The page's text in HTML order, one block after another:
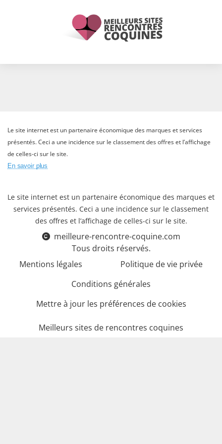
Le site internet est un partenaire économique des marques et services
présentés. Ceci a une incidence sur le classement des offres et l’affichage
de celles-ci sur le site.
En savoir plus
Le site internet est un partenaire économique des marques et
services présentés. Ceci a une incidence sur le classement
des offres et l’affichage de celles-ci sur le site.
meilleure-rencontre-coquine.com
Tous droits réservés.
Mentions légales
Politique de vie privée
Conditions générales
Mettre à jour les préférences de cookies
Meilleurs sites de rencontres coquines